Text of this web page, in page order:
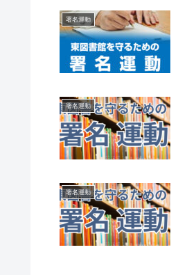
署名運動
署名運動
署名運動